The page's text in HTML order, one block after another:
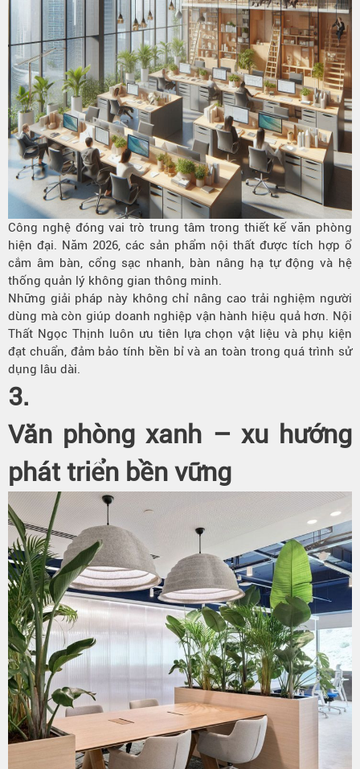
Công nghệ đóng vai trò trung tâm trong thiết kế văn phòng
hiện đại. Năm 2026, các sản phẩm nội thất được tích hợp ổ
cắm âm bàn, cổng sạc nhanh, bàn nâng hạ tự động và hệ
thống quản lý không gian thông minh.
Những giải pháp này không chỉ nâng cao trải nghiệm người
dùng mà còn giúp doanh nghiệp vận hành hiệu quả hơn. Nội
Thất Ngọc Thịnh luôn ưu tiên lựa chọn vật liệu và phụ kiện
đạt chuẩn, đảm bảo tính bền bỉ và an toàn trong quá trình sử
dụng lâu dài.
3.
Văn phòng xanh – xu hướng
phát triển bền vững